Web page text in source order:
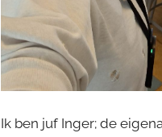
Ik ben juf Inger; de